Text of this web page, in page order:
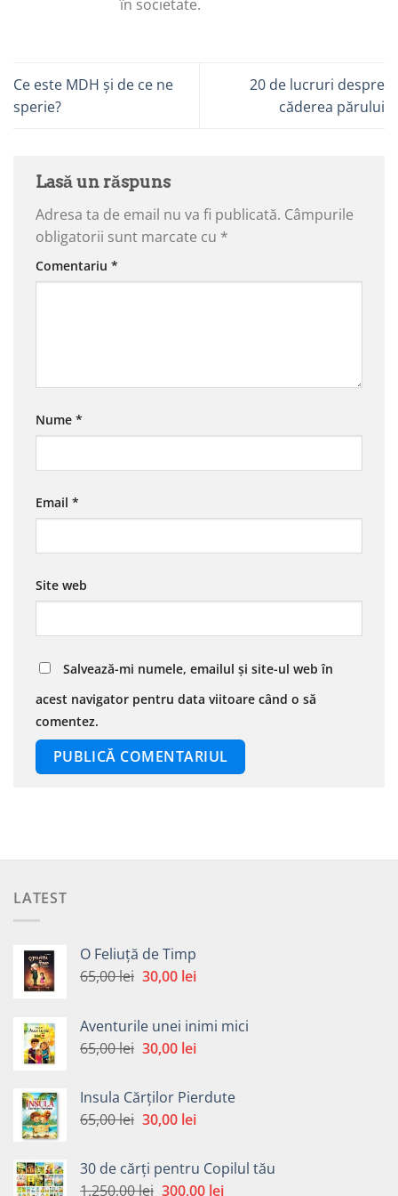
în societate.
Ce este MDH și de ce ne
sperie?
20 de lucruri despre
căderea părului
Lasă un răspuns
Adresa ta de email nu va fi publicată. Câmpurile
obligatorii sunt marcate cu *
Comentariu *
Nume *
Email *
Site web
Salvează-mi numele, emailul și site-ul web în
acest navigator pentru data viitoare când o să
comentez.
LATEST
O Feliuță de Timp
65,00lei Prețul
fost:
65,00 lei.
30,00 leiPrețul
30,00 lei.
Aventurile unei inimi mici
65,00lei Prețul
fost:
65,00 lei.
30,00 leiPrețul
30,00 lei.
Insula Cărților Pierdute
65,00lei Prețul
fost:
30,00 leiPrețul
30,00 lei.
30 de cărți pentru Copilul tău
1.250,00lei Prețul
300,00 leiPrețul